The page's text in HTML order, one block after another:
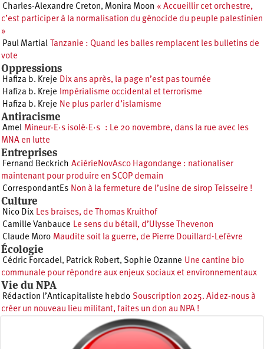
Charles-Alexandre Creton, Monira Moon « Accueillir cet orchestre,
c’est participer à la normalisation du génocide du peuple palestinien
»
Paul Martial Tanzanie : Quand les balles remplacent les bulletins de
vote
Oppressions
Hafiza b. Kreje Dix ans après, la page n’est pas tournée
Hafiza b. Kreje Impérialisme occidental et terrorisme
Hafiza b. Kreje Ne plus parler d’islamisme
Antiracisme
Amel Mineur·E·s isolé·E·s : Le 20 novembre, dans la rue avec les
MNA en lutte
Entreprises
Fernand Beckrich AciérieNovAsco Hagondange : nationaliser
maintenant pour produire en SCOP demain
CorrespondantEs Non à la fermeture de l’usine de sirop Teisseire !
Culture
Nico Dix Les braises, de Thomas Kruithof
Camille Vanbauce Le sens du bétail, d’Ulysse Thevenon
Claude Moro Maudite soit la guerre, de Pierre Douillard-Lefèvre
Écologie
Cédric Forcadel, Patrick Robert, Sophie Ozanne Une cantine bio
communale pour répondre aux enjeux sociaux et environnementaux
Vie du NPA
Rédaction l’Anticapitaliste hebdo Souscription 2025. Aidez-nous à
créer un nouveau lieu militant, faites un don au NPA !